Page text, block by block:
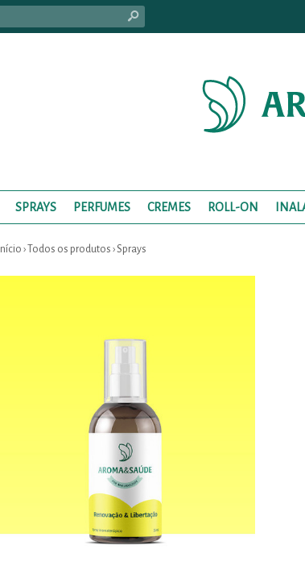
s
SPRAYS PERFUMES CREMES ROLL-ON
Início › Todos os produtos ›Sprays